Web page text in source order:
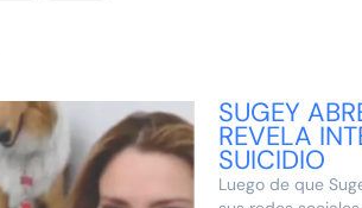
SUGEY
REVELA
SUICIDIO
Luego de que Sugey Abrego utilizó